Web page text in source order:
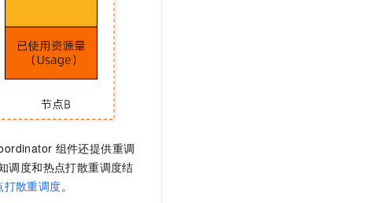
组件还提供重调
调度和热点打散重调度结
打散重调度。